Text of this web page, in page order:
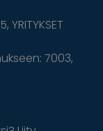
7003,